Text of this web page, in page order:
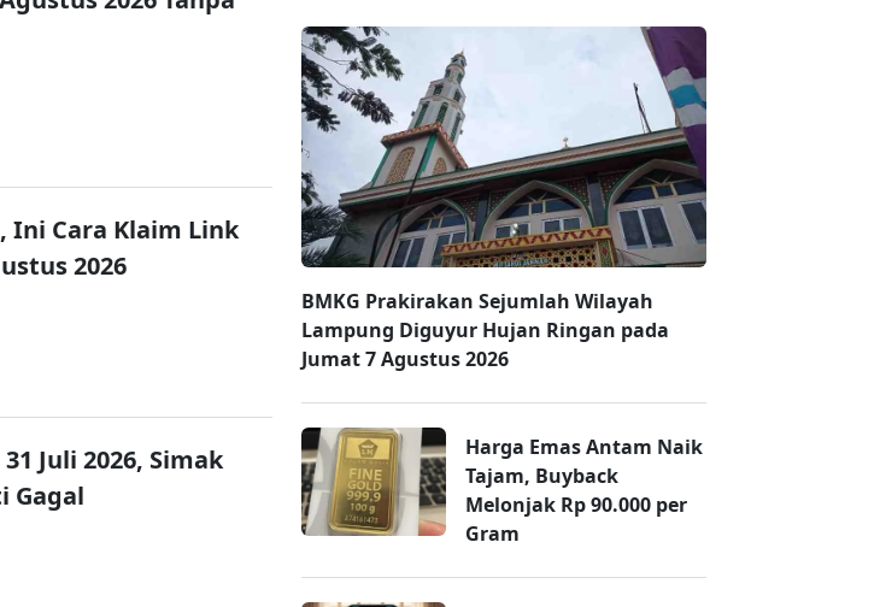
Ini Cara Klaim Link
2026
Juli 2026, Simak
Gagal
BMKG Prakirakan Sejumlah Wilayah
Lampung Diguyur Hujan Ringan pada
Jumat 7 Agustus 2026
Harga Emas Antam Naik
Tajam, Buyback
Melonjak Rp 90.000 per
Gram